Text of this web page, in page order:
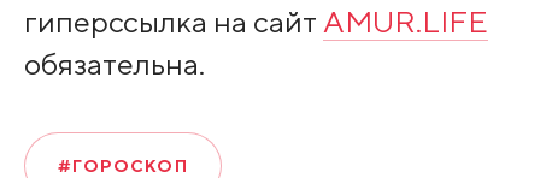
гиперссылка на сайт AMUR.LIFE
обязательна.
#ГОРОСКОП